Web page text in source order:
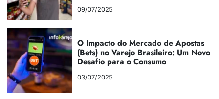
09/07/2025
O Impacto do Mercado de Apostas
(Bets) no Varejo Brasileiro: Um Novo
Desafio para o Consumo
03/07/2025